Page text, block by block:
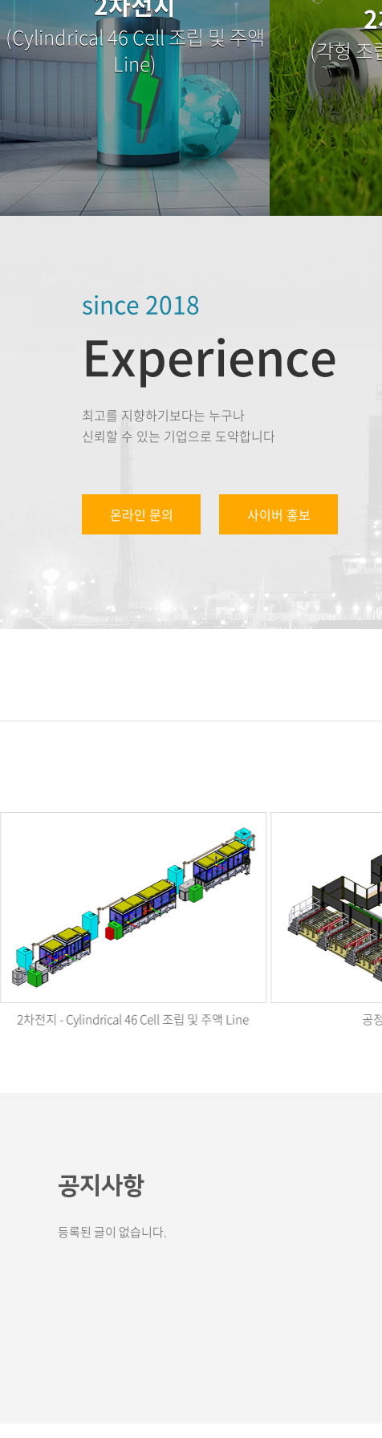
(Cylindrical 46 Cell 조립 및 주액
Line)
(각형 조
since 2018
Experience
최고를 지향하기보다는 누구나
신뢰할 수 있는 기업으로 도약합니다
온라인 문의 사이버 홍보
공정 자동화 사업
공지사항
등록된 글이 없습니다.